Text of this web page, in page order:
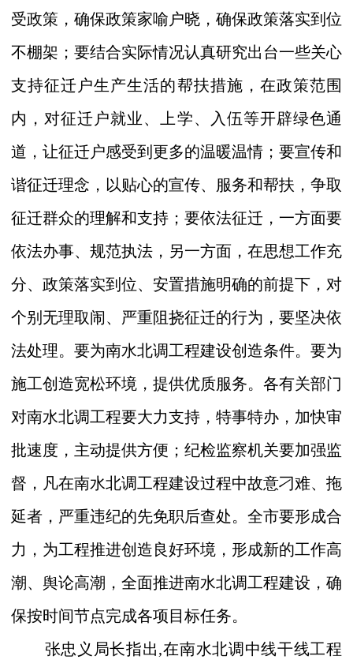
受政策，确保政策家喻户晓，确保政策落实到位
不棚架；要结合实际情况认真研究出台一些关心
支持征迁户生产生活的帮扶措施，在政策范围
内，对征迁户就业、上学、入伍等开辟绿色通
道，让征迁户感受到更多的温暖温情；要宣传和
谐征迁理念，以贴心的宣传、服务和帮扶，争取
征迁群众的理解和支持；要依法征迁，一方面要
依法办事、规范执法，另一方面，在思想工作充
分、政策落实到位、安置措施明确的前提下，对
个别无理取闹、严重阻挠征迁的行为，要坚决依
法处理。要为南水北调工程建设创造条件。要为
施工创造宽松环境，提供优质服务。各有关部门
对南水北调工程要大力支持，特事特办，加快审
批速度，主动提供方便；纪检监察机关要加强监
督，凡在南水北调工程建设过程中故意刁难、拖
延者，严重违纪的先免职后查处。全市要形成合
力，为工程推进创造良好环境，形成新的工作高
潮、舆论高潮，全面推进南水北调工程建设，确
保按时间节点完成各项目标任务。
张忠义 局长指出,在南水北调中线干线工程